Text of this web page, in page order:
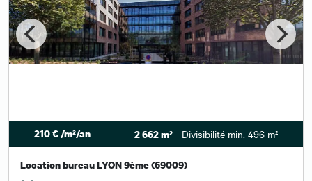
210 € /m²/an 2 662 m²- Divisibilité min. 496 m²
Location bureau LYON 9ème (69009)